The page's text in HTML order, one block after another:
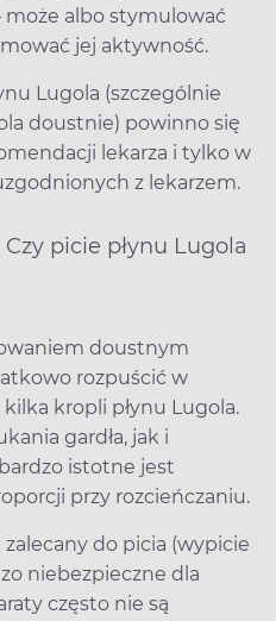
może albo stymulować
jej aktywność.
Lugola (szczególnie
doustnie) powinno się
lekarza i tylko w
z lekarzem.
picie płynu Lugola
doustnym
rozpuścić w
kropli płynu Lugola.
gardła, jak i
istotne jest
przy rozcieńczaniu.
do picia (wypicie
niebezpieczne dla
często nie są